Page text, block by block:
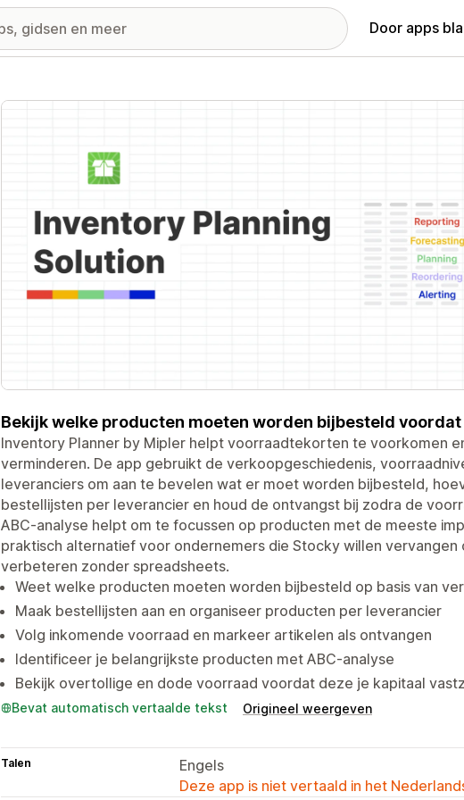
Door apps
Galerij met uitgelichte afbeeldingen
Bekijk welke producten moeten worden bijbesteld
Inventory Planner by Mipler helpt voorraadtekorten te voorkomen
verminderen. De app gebruikt de verkoopgeschiedenis,
leveranciers om aan te bevelen wat er moet worden bijbesteld,
bestellijsten per leverancier en houd de ontvangst bij zodra de
ABC-analyse helpt om te focussen op producten met de meeste
praktisch alternatief voor ondernemers die Stocky willen vervangen
verbeteren zonder spreadsheets.
Weet welke producten moeten worden bijbesteld op basis van
Maak bestellijsten aan en organiseer producten per leverancier
Volg inkomende voorraad en markeer artikelen als ontvangen
Identificeer je belangrijkste producten met ABC-analyse
Bekijk overtollige en dode voorraad voordat deze je kapitaal
Bevat automatisch vertaalde tekst Origineel weergeven
Talen
Engels
Deze app is niet vertaald in het